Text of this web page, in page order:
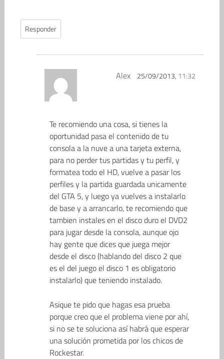
Responder
Alex 25/09/2013, 11:32
Te recomiendo una cosa, si tienes la
oportunidad pasa el contenido de tu
consola a la nuve a una tarjeta externa,
para no perder tus partidas y tu perfil, y
formatea todo el HD, vuelve a pasar los
perfiles y la partida guardada unicamente
del GTA 5, y luego ya vuelves a instalarlo
de base y a arrancarlo, te recomiendo que
tambien instales en el disco duro el DVD2
para jugar desde la consola, aunque ojo
hay gente que dices que juega mejor
desde el disco (hablando del disco 2 que
es el del juego el disco 1 es obligatorio
instalarlo) que teniendo instalado.
Asique te pido que hagas esa prueba
porque creo que el problema viene por ahí,
si no se te soluciona así habrá que esperar
una solución prometida por los chicos de
Rockestar.